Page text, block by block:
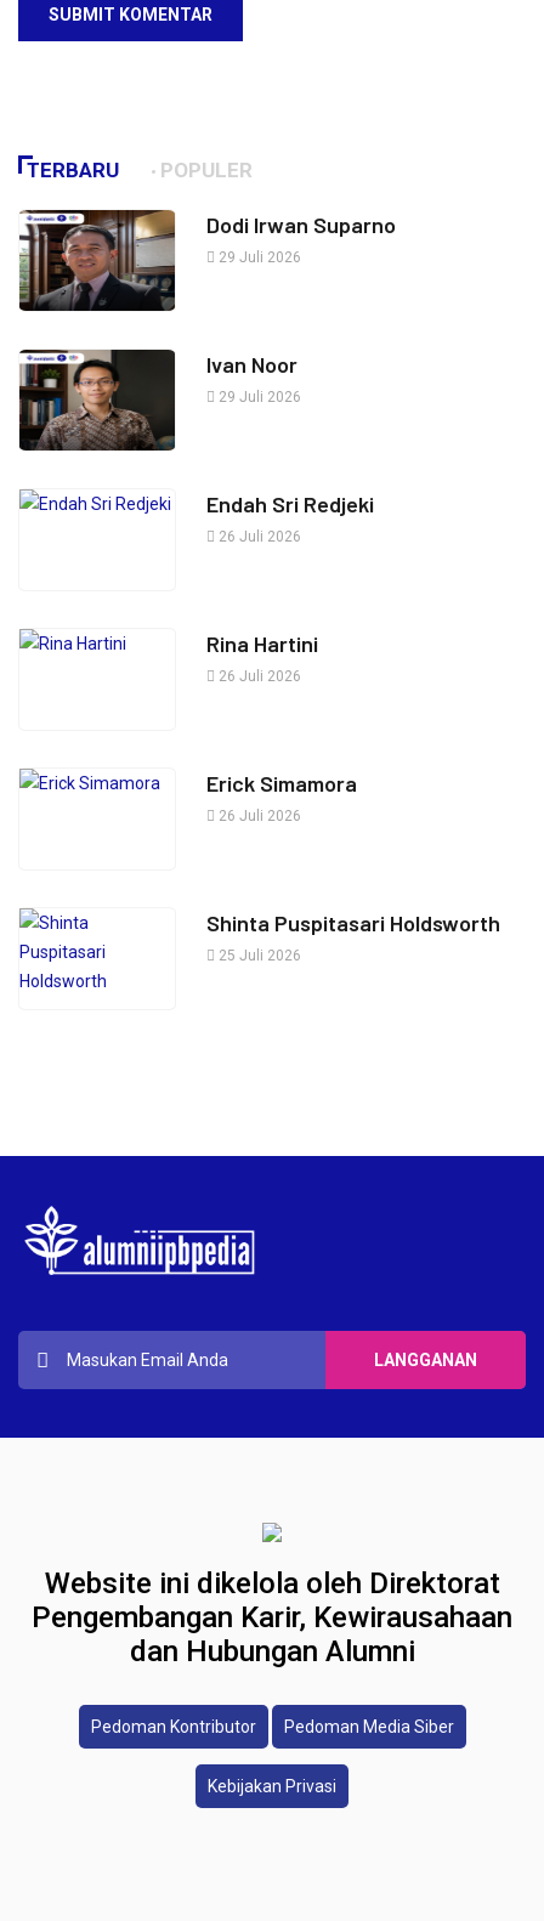
SUBMIT KOMENTAR
TERBARU POPULER
Dodi Irwan Suparno
29 Juli 2026
Ivan Noor
29 Juli 2026
Endah Sri Redjeki
26 Juli 2026
Rina Hartini
26 Juli 2026
Erick Simamora
26 Juli 2026
Shinta Puspitasari Holdsworth
25 Juli 2026
Website ini dikelola oleh Direktorat
Pengembangan Karir, Kewirausahaan
dan Hubungan Alumni
Pedoman Kontributor Pedoman Media Siber
Kebijakan Privasi